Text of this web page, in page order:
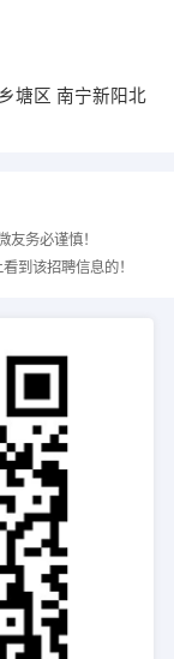
塘区 南宁新阳北
务必谨慎！
到该招聘信息的！